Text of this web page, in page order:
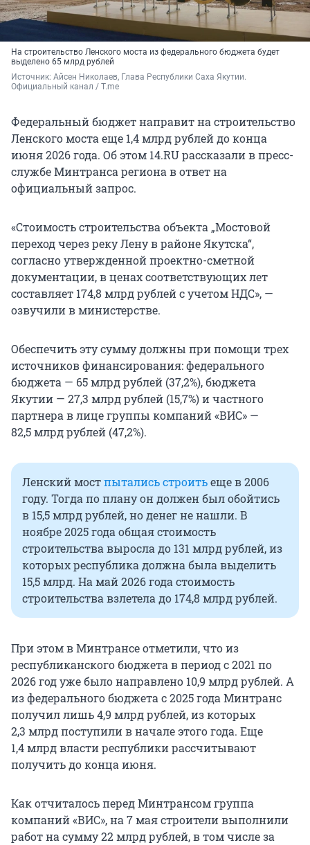
На строительство Ленского моста из федерального бюджета будет
выделено 65 млрд рублей
Источник: Айсен Николаев, Глава Республики Саха Якутии.
Официальный канал / T.me
Федеральный бюджет направит на строительство
Ленского моста еще 1,4 млрд рублей до конца
июня 2026 года. Об этом 14.RU рассказали в пресс-
службе Минтранса региона в ответ на
официальный запрос.
«Стоимость строительства объекта „Мостовой
переход через реку Лену в районе Якутска“,
согласно утвержденной проектно-сметной
документации, в ценах соответствующих лет
составляет 174,8 млрд рублей с учетом НДС», —
озвучили в министерстве.
Обеспечить эту сумму должны при помощи трех
источников финансирования: федерального
бюджета — 65 млрд рублей (37,2%), бюджета
Якутии — 27,3 млрд рублей (15,7%) и частного
партнера в лице группы компаний «ВИС» —
82,5 млрд рублей (47,2%).
Ленский мостпытались строитьеще в 2006
году. Тогда по плану он должен был обойтись
в 15,5 млрд рублей, но денег не нашли. В
ноябре 2025 года общая стоимость
строительства выросла до 131 млрд рублей, из
которых республика должна была выделить
15,5 млрд. На май2026 года стоимость
строительства взлетела до 174,8 млрд рублей.
При этом в Минтрансе отметили, что из
республиканского бюджета в период с 2021 по
2026 год уже было направлено 10,9 млрд рублей. А
из федерального бюджета с 2025 года Минтранс
получил лишь 4,9 млрд рублей, из которых
2,3 млрд поступили в начале этого года. Еще
1,4 млрд власти республики рассчитывают
получить до конца июня.
Как отчиталось перед Минтрансом группа
компаний «ВИС», на 7 мая строители выполнили
работ на сумму 22 млрд рублей, в том числе за